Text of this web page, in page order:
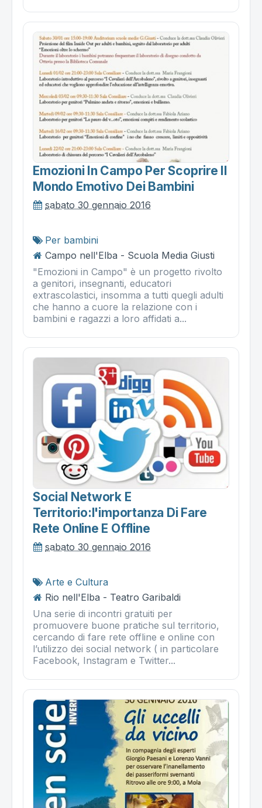
Emozioni In Campo Per Scoprire Il
Mondo Emotivo Dei Bambini
sabato 30 gennaio 2016
Per bambini
Campo nell'Elba - Scuola Media Giusti
"Emozioni in Campo" è un progetto rivolto
a genitori, insegnanti, educatori
extrascolastici, insomma a tutti quegli adulti
che hanno a cuore la relazione con i
bambini e ragazzi a loro affidati a...
Social Network E
Territorio:l'importanza Di Fare
Rete Online E Offline
sabato 30 gennaio 2016
Arte e Cultura
Rio nell'Elba - Teatro Garibaldi
Una serie di incontri gratuiti per
promuovere buone pratiche sul territorio,
cercando di fare rete offline e online con
l’utilizzo dei social network ( in particolare
Facebook, Instagram e Twitter...